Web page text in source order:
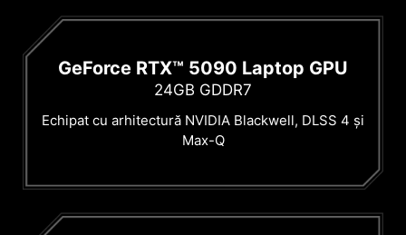
GeForce RTX™ 5090 Laptop GPU
24GB GDDR7
Echipat cu arhitectură NVIDIA Blackwell, DLSS 4 și
Max-Q